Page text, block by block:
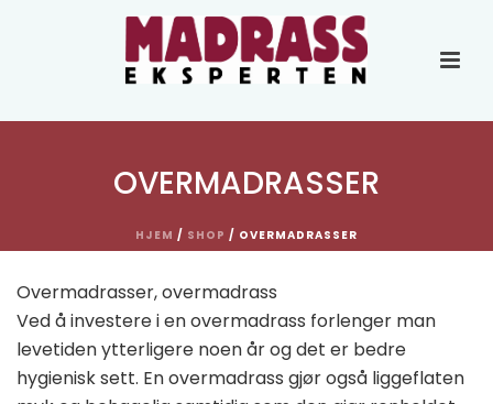
OVERMADRASSER
HJEM / SHOP / OVERMADRASSER
Overmadrasser, overmadrass
Ved å investere i en overmadrass forlenger man
levetiden ytterligere noen år og det er bedre
hygienisk sett. En overmadrass gjør også liggeflaten